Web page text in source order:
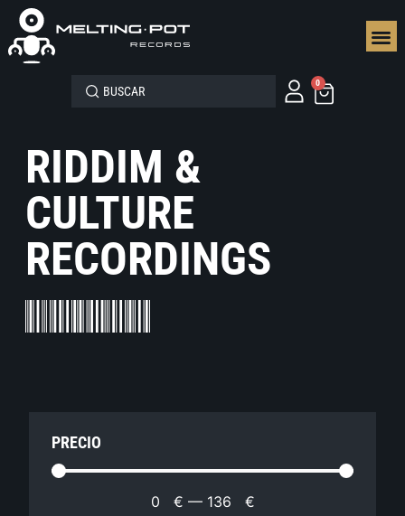
0
RIDDIM &
CULTURE
RECORDINGS
PRECIO
0 € — 136 €